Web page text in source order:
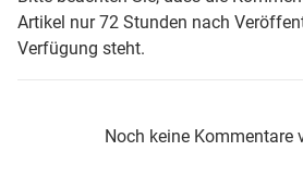
Artikel nur 72 Stunden nach
Verfügung steht.
Noch keine Kommentare